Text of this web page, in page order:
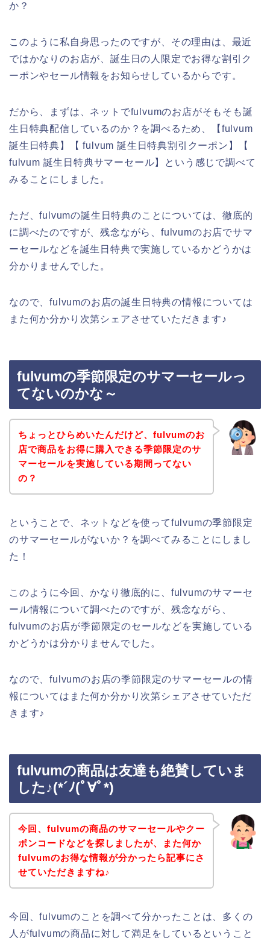
か？
このように私自身思ったのですが、その理由は、最近
ではかなりのお店が、誕生日の人限定でお得な割引ク
ーポンやセール情報をお知らせしているからです。
だから、まずは、ネットでfulvumのお店がそもそも誕
生日特典配信しているのか？を調べるため、【fulvum
誕生日特典】【 fulvum 誕生日特典割引クーポン】【
fulvum 誕生日特典サマーセール】という感じで調べて
みることにしました。
ただ、fulvumの誕生日特典のことについては、徹底的
に調べたのですが、残念ながら、fulvumのお店でサマ
ーセールなどを誕生日特典で実施しているかどうかは
分かりませんでした。
なので、fulvumのお店の誕生日特典の情報については
また何か分かり次第シェアさせていただきます♪
fulvumの季節限定のサマーセールっ
てないのかな～
ちょっとひらめいたんだけど、fulvumのお
店で商品をお得に購入できる季節限定のサ
マーセールを実施している期間ってない
の？
ということで、ネットなどを使ってfulvumの季節限定
のサマーセールがないか？を調べてみることにしまし
た！
このように今回、かなり徹底的に、fulvumのサマーセ
ール情報について調べたのですが、残念ながら、
fulvumのお店が季節限定のセールなどを実施している
かどうかは分かりませんでした。
なので、fulvumのお店の季節限定のサマーセールの情
報についてはまた何か分かり次第シェアさせていただ
きます♪
fulvumの商品は友達も絶賛していま
した♪(*´ﾉ(ﾟ∀ﾟ*)
今回、fulvumの商品のサマーセールやクー
ポンコードなどを探しましたが、また何か
fulvumのお得な情報が分かったら記事にさ
せていただきますね♪
今回、fulvumのことを調べて分かったことは、多くの
人がfulvumの商品に対して満足をしているということ